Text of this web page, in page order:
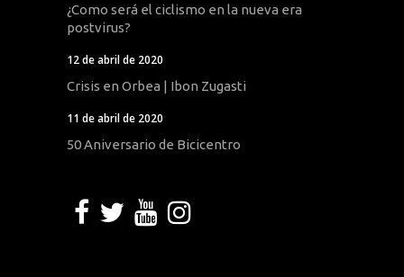
¿Como será el ciclismo en la nueva era
postvirus?
12 de abril de 2020
Crisis en Orbea | Ibon Zugasti
11 de abril de 2020
50 Aniversario de Bicicentro